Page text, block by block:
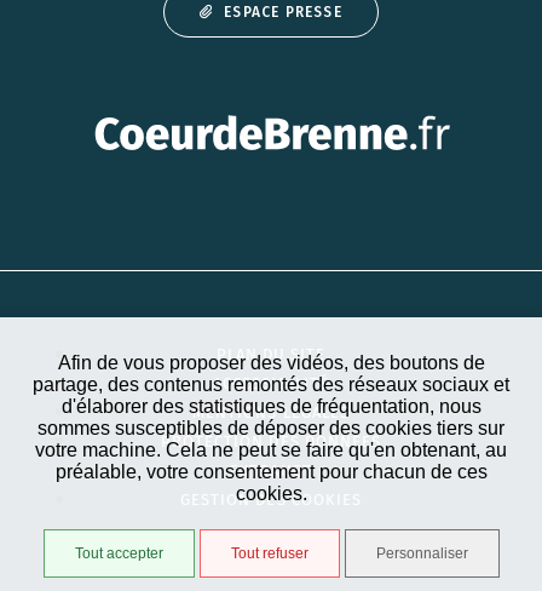
Afin de vous proposer des vidéos, des boutons de
partage, des contenus remontés des réseaux sociaux et
d'élaborer des statistiques de fréquentation, nous
sommes susceptibles de déposer des cookies tiers sur
votre machine. Cela ne peut se faire qu'en obtenant, au
préalable, votre consentement pour chacun de ces
cookies.
Tout accepter Tout refuser Personnaliser
ESPACE PRESSE
PLAN DU SITE
ACCESSIBILITÉ
MENTIONS LÉGALES
PROTECTION DES DONNÉES
EXTRANET
GESTION DES COOKIES
STRATIS